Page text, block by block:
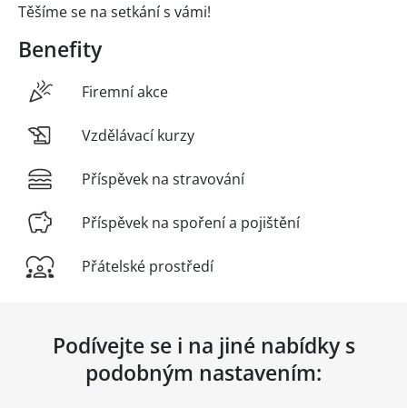
Těšíme se na setkání s vámi!
Benefity
Firemní akce
Vzdělávací kurzy
Příspěvek na stravování
Příspěvek na spoření a pojištění
Přátelské prostředí
Podívejte se i na jiné nabídky s
podobným nastavením: